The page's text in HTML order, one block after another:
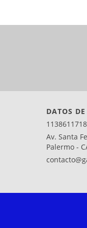
DATOS
1138611718
Av. Santa
Palermo -